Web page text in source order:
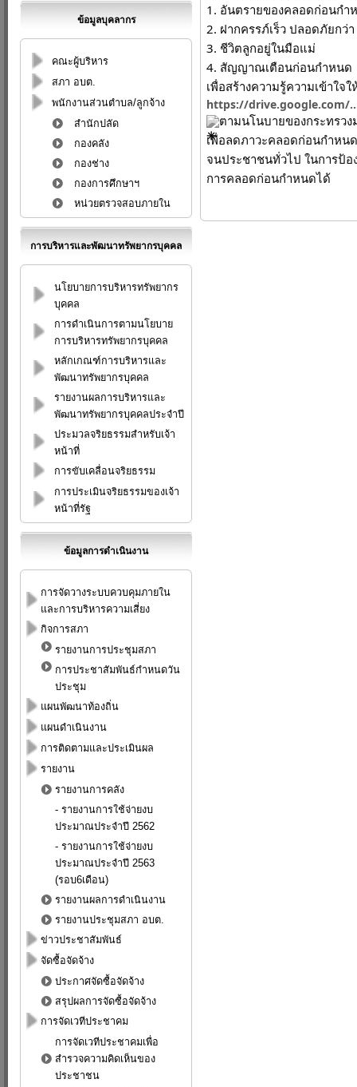
ข้อมูลบุคลากร
คณะผู้บริหาร
สภา อบต.
พนักงานส่วนตำบล/ลูกจ้าง
สำนักปลัด
กองคลัง
กองช่าง
กองการศึกษาฯ
หน่วยตรวจสอบภายใน
การบริหารและพัฒนาทรัพยากรบุคคล
นโยบายการบริหารทรัพยากร
บุคคล
การดำเนินการตามนโยบาย
การบริหารทรัพยากรบุคคล
หลักเกณฑ์การบริหารและ
พัฒนาทรัพยากรบุคคล
รายงานผลการบริหารและ
พัฒนาทรัพยากรบุคคลประจำปี
ประมวลจริยธรรมสำหรับเจ้า
หน้าที่
การขับเคลื่อนจริยธรรม
การประเมินจริยธรรมของเจ้า
หน้าที่รัฐ
ข้อมูลการดำเนินงาน
การจัดวางระบบควบคุมภายใน
และการบริหารความเสี่ยง
กิจการสภา
รายงานการประชุมสภา
การประชาสัมพันธ์กำหนดวัน
ประชุม
แผนพัฒนาท้องถิ่น
แผนดำเนินงาน
การติดตามและประเมินผล
รายงาน
รายงานการคลัง
- รายงานการใช้จ่ายงบ
ประมาณประจำปี 2562
- รายงานการใช้จ่ายงบ
ประมาณประจำปี 2563
(รอบ6เดือน)
รายงานผลการดำเนินงาน
รายงานประชุมสภา อบต.
ข่าวประชาสัมพันธ์
จัดซื้อจัดจ้าง
ประกาศจัดซื้อจัดจ้าง
สรุปผลการจัดซื้อจัดจ้าง
การจัดเวทีประชาคม
การจัดเวทีประชาคมเพื่อ
สำรวจความคิดเห็นของ
ประชาชน
1. อันตรายของคลอดก่อนกำ
2. ฝากครรภ์เร็ว ปลอดภัยกว่า
3. ชีวิตลูกอยู่ในมือแม่
4. สัญญาณเตือนก่อนกำหนด
เพื่อสร้างความรู้ความเข้าใ
https://drive.google.com/
ตามนโนบายของกระทรวง
เพื่อลดภาวะคลอดก่อนกำหน
จนประชาชนทั่วไป ในการป้
การคลอดก่อนกำหนดได้